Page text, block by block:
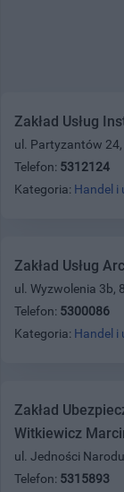
Zakład Usług
ul. Partyzantów 24,
Telefon: 5312124
Kategoria: Handel i
Zakład Usług
ul. Wyzwolenia 3b,
Telefon: 5300086
Kategoria: Handel i
Zakład
Witkiewicz
ul. Jedności
Telefon: 5315893